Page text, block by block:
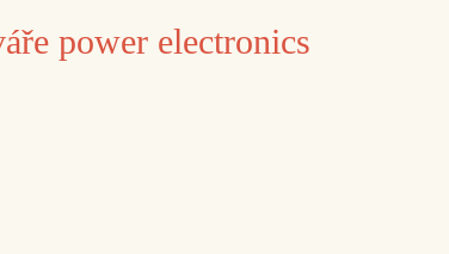
power electronics